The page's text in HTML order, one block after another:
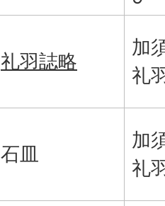
礼羽誌略
加
礼
石皿
加
礼